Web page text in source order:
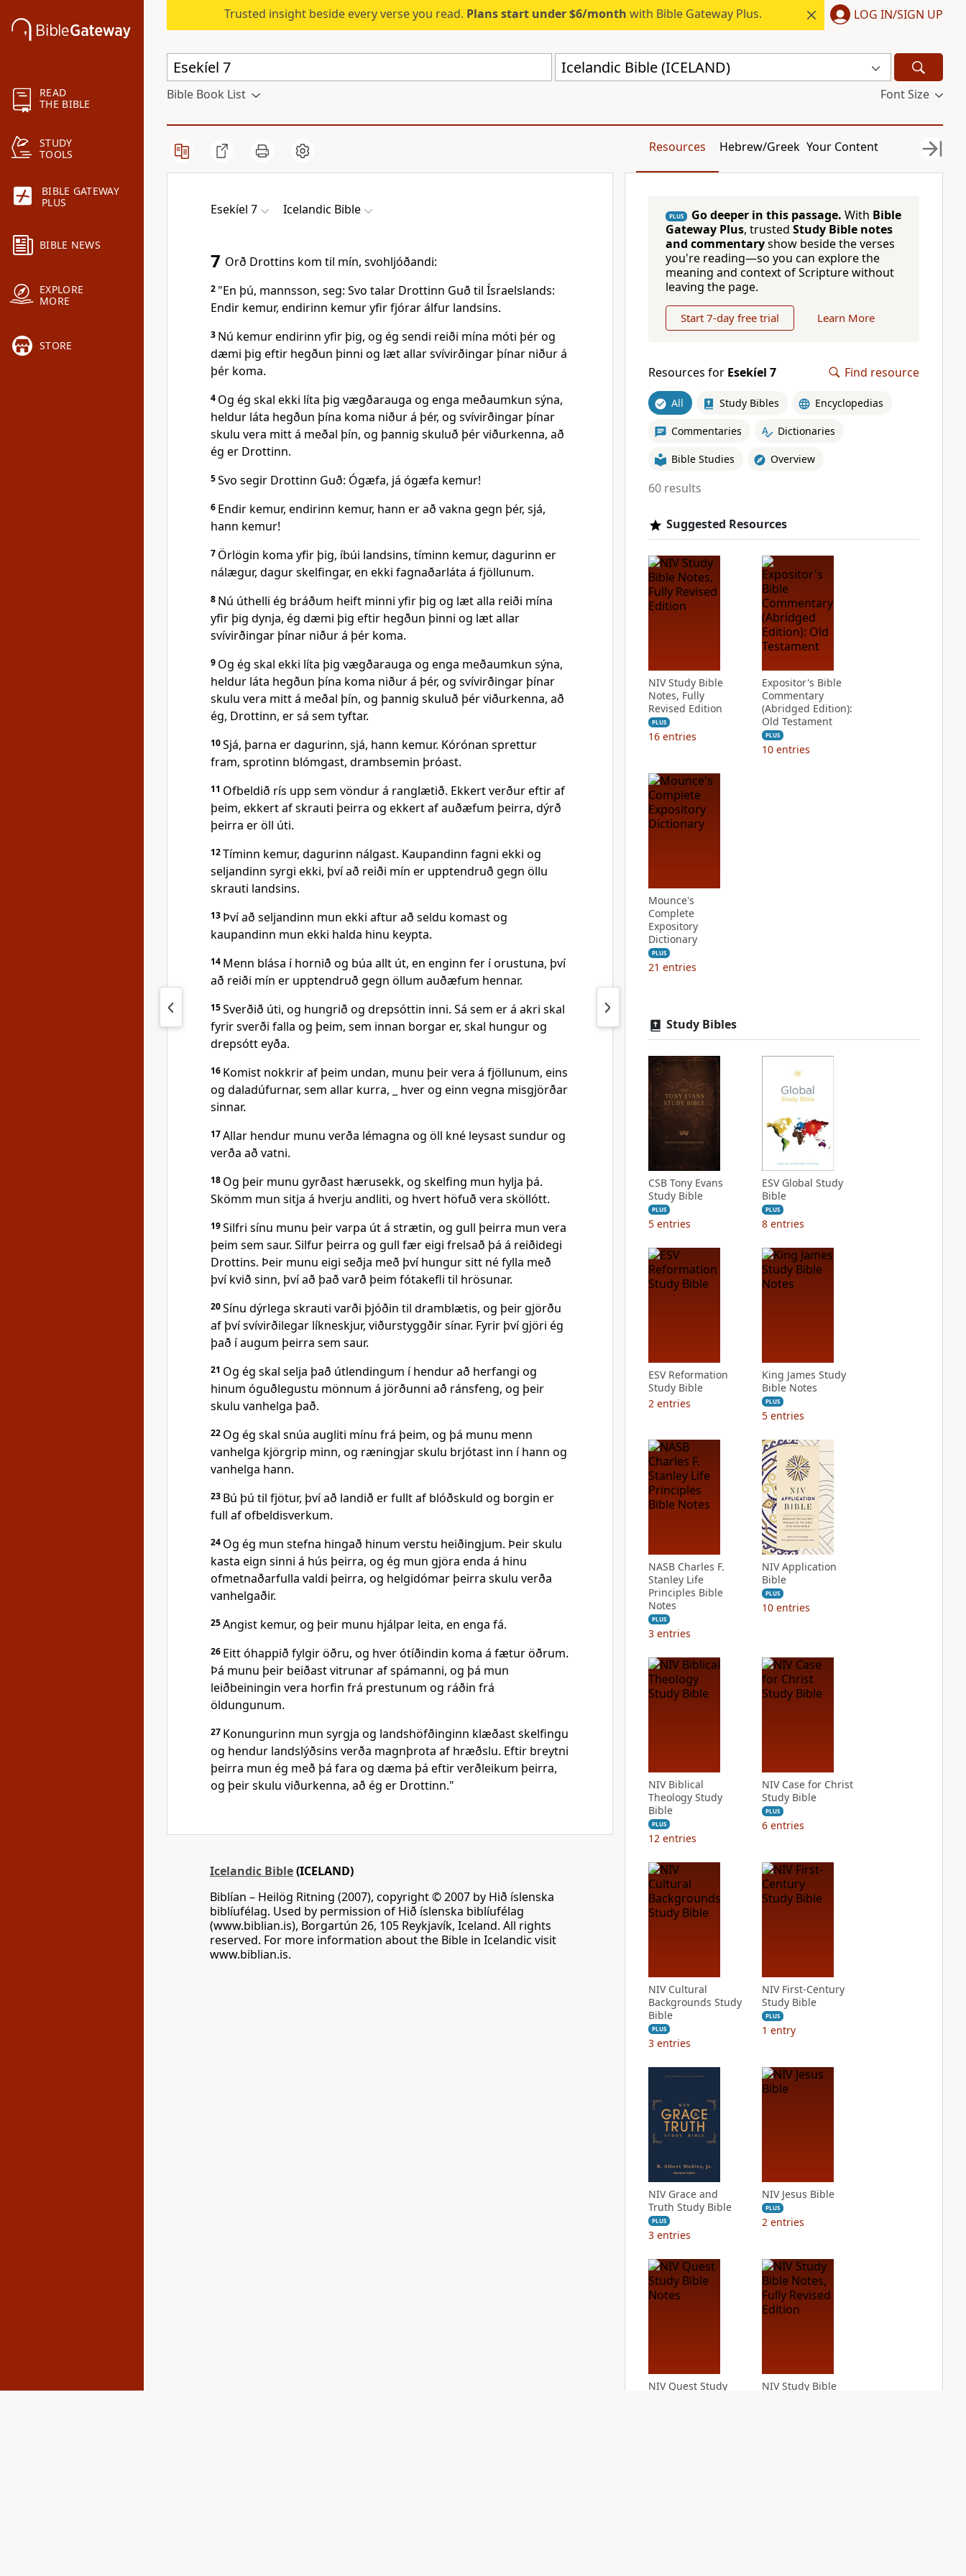
READ
THE BIBLE
STUDY
TOOLS
BIBLE GATEWAY
PLUS
BIBLE NEWS
EXPLORE
MORE
STORE
Trusted insight beside every verse you read. Plans start under $6/month with Bible Gateway Plus. LOG IN/SIGN UP
Icelandic Bible (ICELAND)
Bible Book List Font Size
Resources Hebrew/Greek Your Content
Esekíel 7 Icelandic Bible
7 Orð Drottins kom til mín, svohljóðandi:
2 "En þú, mannsson, seg: Svo talar Drottinn Guð til Ísraelslands:
Endir kemur, endirinn kemur yfir fjórar álfur landsins.
3 Nú kemur endirinn yfir þig, og ég sendi reiði mína móti þér og
dæmi þig eftir hegðun þinni og læt allar svívirðingar þínar niður á
þér koma.
4 Og ég skal ekki líta þig vægðarauga og enga meðaumkun sýna,
heldur láta hegðun þína koma niður á þér, og svívirðingar þínar
skulu vera mitt á meðal þín, og þannig skuluð þér viðurkenna, að
ég er Drottinn.
5Svo segir Drottinn Guð: Ógæfa, já ógæfa kemur!
6 Endir kemur, endirinn kemur, hann er að vakna gegn þér, sjá,
hann kemur!
7 Örlögin koma yfir þig, íbúi landsins, tíminn kemur, dagurinn er
nálægur, dagur skelfingar, en ekki fagnaðarláta á fjöllunum.
8 Nú úthelli ég bráðum heift minni yfir þig og læt alla reiði mína
yfir þig dynja, ég dæmi þig eftir hegðun þinni og læt allar
svívirðingar þínar niður á þér koma.
9 Og ég skal ekki líta þig vægðarauga og enga meðaumkun sýna,
heldur láta hegðun þína koma niður á þér, og svívirðingar þínar
skulu vera mitt á meðal þín, og þannig skuluð þér viðurkenna, að
ég, Drottinn, er sá sem tyftar.
10Sjá, þarna er dagurinn, sjá, hann kemur. Kórónan sprettur
fram, sprotinn blómgast, drambsemin þróast.
11 Ofbeldið rís upp sem vöndur á ranglætið. Ekkert verður eftir af
þeim, ekkert af skrauti þeirra og ekkert af auðæfum þeirra, dýrð
þeirra er öll úti.
12Tíminn kemur, dagurinn nálgast. Kaupandinn fagni ekki og
seljandinn syrgi ekki, því að reiði mín er upptendruð gegn öllu
skrauti landsins.
13 Því að seljandinn mun ekki aftur að seldu komast og
kaupandinn mun ekki halda hinu keypta.
14 Menn blása í hornið og búa allt út, en enginn fer í orustuna, því
að reiði mín er upptendruð gegn öllum auðæfum hennar.
15Sverðið úti, og hungrið og drepsóttin inni. Sá sem er á akri skal
fyrir sverði falla og þeim, sem innan borgar er, skal hungur og
drepsótt eyða.
16 Komist nokkrir af þeim undan, munu þeir vera á fjöllunum, eins
og daladúfurnar, sem allar kurra, _ hver og einn vegna misgjörðar
sinnar.
17Allar hendur munu verða lémagna og öll kné leysast sundur og
verða að vatni.
18 Og þeir munu gyrðast hærusekk, og skelfing mun hylja þá.
Skömm mun sitja á hverju andliti, og hvert höfuð vera sköllótt.
19Silfri sínu munu þeir varpa út á strætin, og gull þeirra mun vera
þeim sem saur. Silfur þeirra og gull fær eigi frelsað þá á reiðidegi
Drottins. Þeir munu eigi seðja með því hungur sitt né fylla með
því kvið sinn, því að það varð þeim fótakefli til hrösunar.
20Sínu dýrlega skrauti varði þjóðin til dramblætis, og þeir gjörðu
af því svívirðilegar líkneskjur, viðurstyggðir sínar. Fyrir því gjöri ég
það í augum þeirra sem saur.
21 Og ég skal selja það útlendingum í hendur að herfangi og
hinum óguðlegustu mönnum á jörðunni að ránsfeng, og þeir
skulu vanhelga það.
22 Og ég skal snúa augliti mínu frá þeim, og þá munu menn
vanhelga kjörgrip minn, og ræningjar skulu brjótast inn í hann og
vanhelga hann.
23 Bú þú til fjötur, því að landið er fullt af blóðskuld og borgin er
full af ofbeldisverkum.
24 Og ég mun stefna hingað hinum verstu heiðingjum. Þeir skulu
kasta eign sinni á hús þeirra, og ég mun gjöra enda á hinu
ofmetnaðarfulla valdi þeirra, og helgidómar þeirra skulu verða
vanhelgaðir.
25Angist kemur, og þeir munu hjálpar leita, en enga fá.
26 Eitt óhappið fylgir öðru, og hver ótíðindin koma á fætur öðrum.
Þá munu þeir beiðast vitrunar af spámanni, og þá mun
leiðbeiningin vera horfin frá prestunum og ráðin frá
öldungunum.
27 Konungurinn mun syrgja og landshöfðinginn klæðast skelfingu
og hendur landslýðsins verða magnþrota af hræðslu. Eftir breytni
þeirra mun ég með þá fara og dæma þá eftir verðleikum þeirra,
og þeir skulu viðurkenna, að ég er Drottinn."
Icelandic Bible(ICELAND)
Biblían – Heilög Ritning (2007), copyright © 2007 by Hið íslenska
biblíufélag. Used by permission of Hið íslenska biblíufélag
(www.biblian.is), Borgartún 26, 105 Reykjavík, Iceland. All rights
reserved. For more information about the Bible in Icelandic visit
www.biblian.is.
PLUS Go deeper in this passage. With Bible
Gateway Plus, trusted Study Bible notes
and commentaryshow beside the verses
you're reading—so you can explore the
meaning and context of Scripture without
leaving the page.
Start 7-day free trial Learn More
Resources for Esekíel 7 Find resource
All Study Bibles Encyclopedias
Commentaries Dictionaries
Bible Studies Overview
60 results
Suggested Resources
NIV Study Bible
Notes, Fully
Revised Edition
PLUS
16 entries
Expositor's Bible
Commentary
(Abridged Edition):
Old Testament
PLUS
10 entries
Mounce's
Complete
Expository
Dictionary
PLUS
21 entries
Study Bibles
CSB Tony Evans
Study Bible
PLUS
5 entries
ESV Global Study
Bible
PLUS
8 entries
ESV Reformation
Study Bible
2 entries
King James Study
Bible Notes
PLUS
5 entries
NASB Charles F.
Stanley Life
Principles Bible
Notes
PLUS
3 entries
NIV Application
Bible
PLUS
10 entries
NIV Biblical
Theology Study
Bible
PLUS
12 entries
NIV Case for Christ
Study Bible
PLUS
6 entries
NIV Cultural
Backgrounds Study
Bible
PLUS
3 entries
NIV First-Century
Study Bible
PLUS
1 entry
NIV Grace and
Truth Study Bible
PLUS
3 entries
NIV Jesus Bible
PLUS
2 entries
NIV Quest Study
NIV Study Bible